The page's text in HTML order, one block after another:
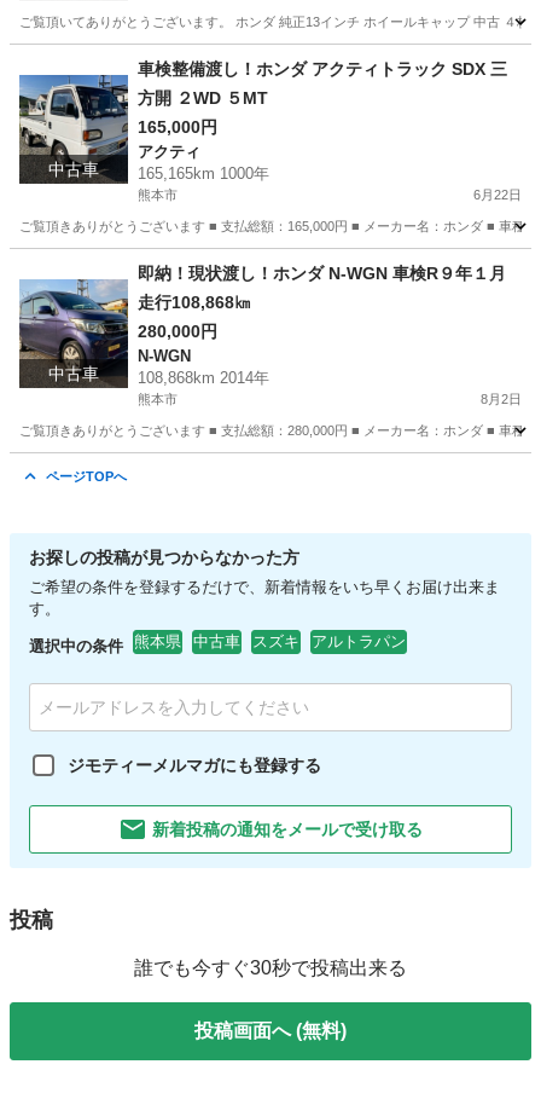
ご覧頂いてありがとうございます。 ホンダ 純正13インチ ホイールキャップ 中古 ４
タイヤ、ホイール 13インチ
中古車
車検整備渡し！ホンダ アクティトラック SDX 三
方開 ２WD ５MT
165,000円
アクティ
165,165km 1000年
熊本市 6月22日
ご覧頂きありがとうございます ■ 支払総額：165,000円 ■ メーカー名：ホンダ ■ 車種
アクティ 走行距離
中古車
即納！現状渡し！ホンダ N-WGN 車検R９年１月
走行108,868㎞
280,000円
N-WGN
108,868km 2014年
熊本市 8月2日
ご覧頂きありがとうございます ■ 支払総額：280,000円 ■ メーカー名：ホンダ ■ 車種
ページTOPへ
お探しの投稿が見つからなかった方
ご希望の条件を登録するだけで、新着情報をいち早くお届け出来ま
す。
選択中の条件 熊本県 中古車 スズキ アルトラパン
ジモティーメルマガにも登録する
新着投稿の通知をメールで受け取る
投稿
誰でも今すぐ30秒で投稿出来る
投稿画面へ (無料)